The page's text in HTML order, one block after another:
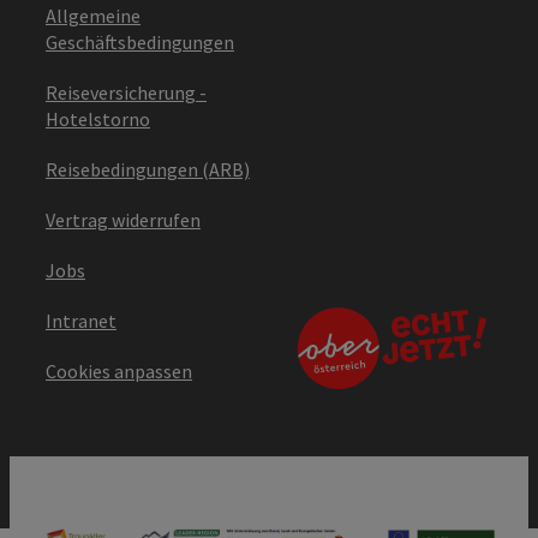
Allgemeine
Geschäftsbedingungen
Reiseversicherung -
Hotelstorno
Reisebedingungen (ARB)
Vertrag widerrufen
Jobs
Intranet
Cookies anpassen